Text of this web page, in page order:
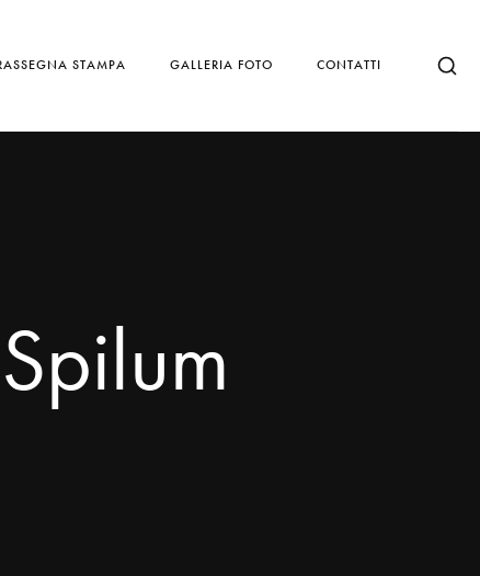
STAMPA GALLERIA FOTO CONTATTI